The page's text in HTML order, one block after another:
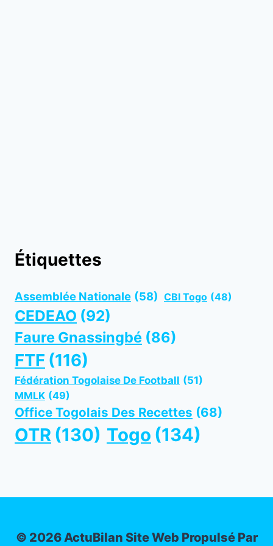
Étiquettes
Assemblée Nationale (58) CBI Togo (48)
CEDEAO (92)
Faure Gnassingbé (86)
FTF (116)
Fédération Togolaise De Football (51)
MMLK (49)
Office Togolais Des Recettes (68)
OTR (130) Togo (134)
© 2026 ActuBilan Site Web Propulsé Par